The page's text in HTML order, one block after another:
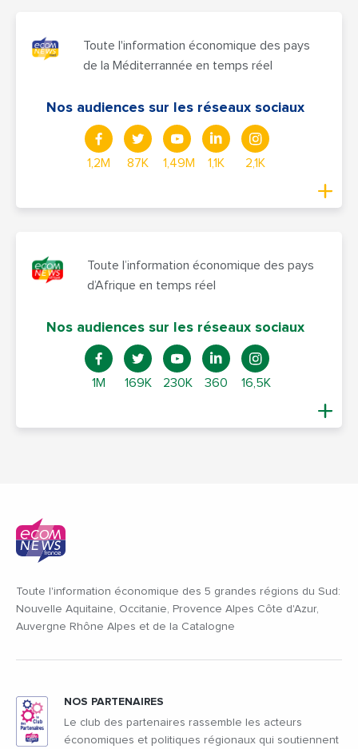
Toute l'information économique des pays
de la Méditerrannée en temps réel
Nos audiences sur les réseaux sociaux
1,2M 87K 1,49M 1,1K 2,1K
Toute l’information économique des pays
d’Afrique en temps réel
Nos audiences sur les réseaux sociaux
1M 169K 230K 360 16,5K
Toute l'information économique des 5 grandes régions du Sud:
Nouvelle Aquitaine, Occitanie, Provence Alpes Côte d'Azur,
Auvergne Rhône Alpes et de la Catalogne
NOS PARTENAIRES
Le club des partenaires rassemble les acteurs
économiques et politiques régionaux qui soutiennent